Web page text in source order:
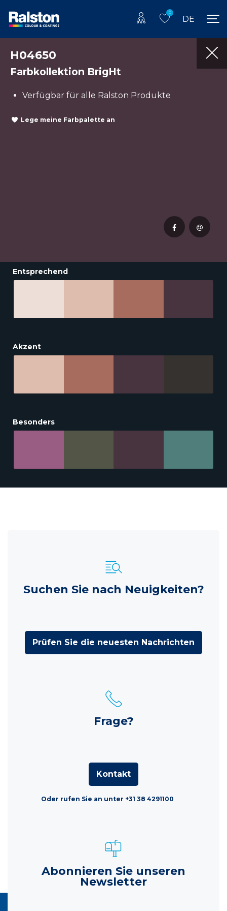
0
DE
H04650
Farbkollektion BrigHt
Verfügbar für alle Ralston Produkte
Lege meine Farbpalette an
Entsprechend
Akzent
Besonders
Suchen Sie nach Neuigkeiten?
Prüfen Sie die neuesten Nachrichten
Frage?
Kontakt
Oder rufen Sie an unter +31 38 4291100
Abonnieren Sie unseren
Newsletter